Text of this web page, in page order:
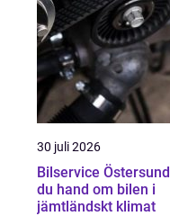
30 juli 2026
Bilservice Östersund så tar
du hand om bilen i
jämtländskt klimat